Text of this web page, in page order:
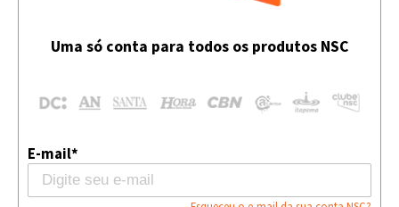
Uma só conta para todos os produtos NSC
E-mail*